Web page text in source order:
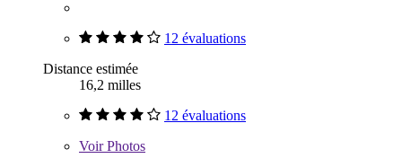
12 évaluations
Distance estimée
16,2 milles
12 évaluations
VoirPhotos